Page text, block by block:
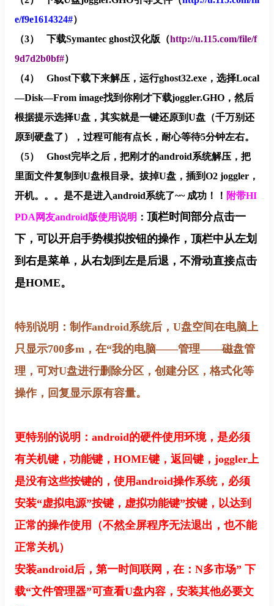
e/f9e1614324#）
（3） 下载Symantec ghost汉化版 （http://u.115.com/file/f
9d7d2b0bf#）
（4） Ghost下载下来解压，运行ghost32.exe，选择Local
—Disk—From image找到你刚才下载joggler.GHO ，然后
根据提示选择U盘，其实就是一键还原到U盘（千万别还
原到硬盘了），过程可能有点长，耐心等待5分钟左右。
（5） Ghost完毕之后，把刚才的android系统解压，把
里面文件复制到U盘根目录。拔掉U盘，插到O2 joggler，
开机。。。是不是进入android系统了~~ 成功！！ 附带HI
PDA网友android版使用说明 ： 顶栏时间部分点击一
下，可以开启手势模拟按钮的操作，顶栏中从左划
到右是菜单，从右划到左是后退，不滑动直接点击
是HOME。
特别说明：制作android系统后，U盘空间在电脑上
只显示700多m，在“我的电脑——管理——磁盘管
理，可对U盘进行删除分区，创建分区，格式化等
操作，回复显示原有容量。
更特别的说明：android的硬件使用环境，是必须
有关机键，功能键，HOME键，返回键，joggler上
是没有这些按键的，使用android操作系统，必须
安装“虚拟电源”按键，虚拟功能键”按键，以达到
正常的操作使用（不然全屏程序无法退出，也不能
正常关机）
安装android后，第一时间联网，在：N多市场” 下
载“文件管理器”可查看U盘内容，安装其他必要文